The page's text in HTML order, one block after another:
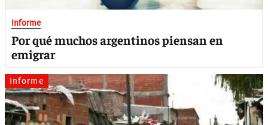
Informe
Por qué muchos argentinos piensan en
emigrar
Informe